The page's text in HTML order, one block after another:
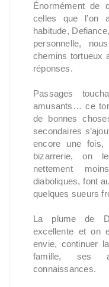
Énormément de
celles que l’on
habitude,
personnelle,
chemins tortueux
réponses.
Passages
amusants… ce
de bonnes
secondaires
encore une fois,
bizarrerie, on
nettement
diaboliques, font
quelques sueurs
La plume de
excellente et on
envie, continuer
famille, ses
connaissances.